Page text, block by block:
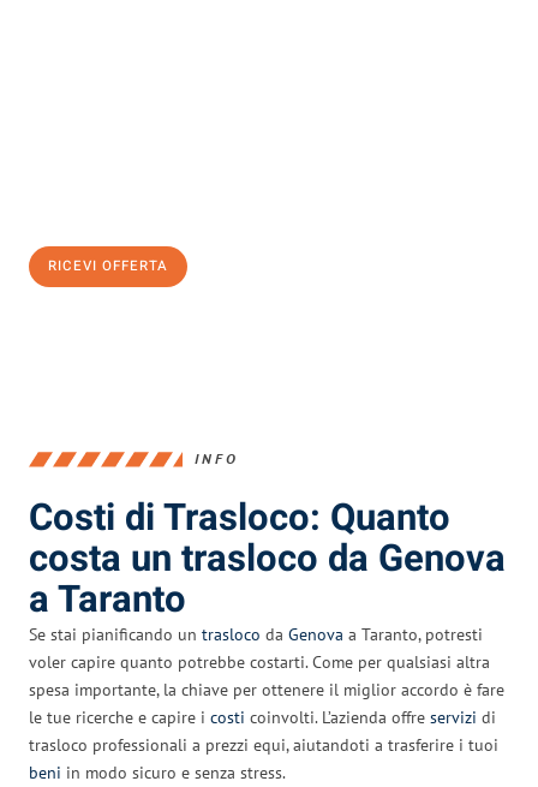
RICEVI OFFERTA
INFO
Costi di Trasloco: Quanto
costa un trasloco da Genova
a Taranto
Se stai pianificando un trasloco da Genova a Taranto, potresti
voler capire quanto potrebbe costarti. Come per qualsiasi altra
spesa importante, la chiave per ottenere il miglior accordo è fare
le tue ricerche e capire i costi coinvolti. L’azienda offre servizi di
trasloco professionali a prezzi equi, aiutandoti a trasferire i tuoi
beni in modo sicuro e senza stress.